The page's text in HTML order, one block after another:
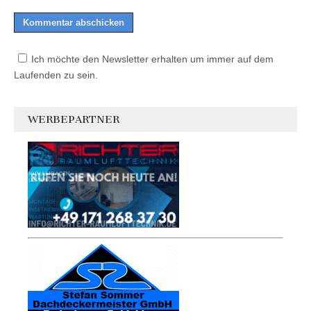
Ich möchte den Newsletter erhalten um immer auf dem
Laufenden zu sein.
WERBEPARTNER